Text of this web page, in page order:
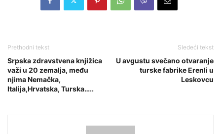
Prethodni tekst
Srpska zdravstvena knjižica
važi u 20 zemalja, među
njima Nemačka,
Italija,Hrvatska, Turska…..
Sledeći tekst
U avgustu svečano otvaranje
turske fabrike Erenli u
Leskovcu